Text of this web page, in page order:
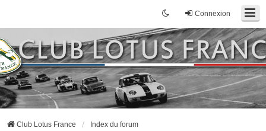
Connexion
Club Lotus France Index du forum